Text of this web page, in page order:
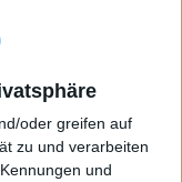
oder greifen auf
zu und verarbeiten
und